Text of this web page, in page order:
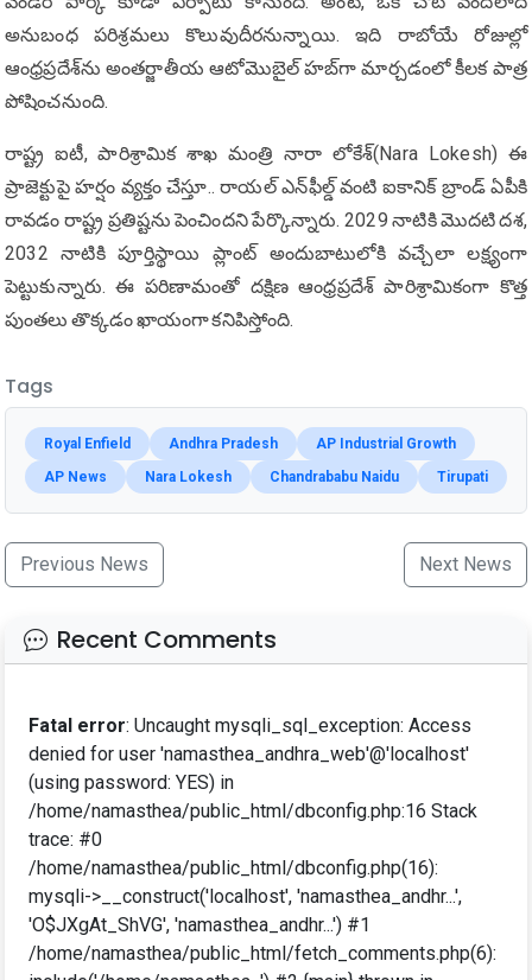
అనుబంధ పరిశ్రమలు కొలువుదీరనున్నాయి. ఇది రాబోయే రోజుల్లో
ఆంధ్రప్రదేశ్‌ను అంతర్జాతీయ ఆటోమొబైల్ హబ్‌గా మార్చడంలో కీలక పాత్ర
పోషించనుంది.
రాష్ట్ర ఐటీ, పారిశ్రామిక శాఖ మంత్రి నారా లోకేశ్(Nara Lokesh) ఈ
ప్రాజెక్టుపై హర్షం వ్యక్తం చేస్తూ.. రాయల్ ఎన్‌ఫీల్డ్ వంటి ఐకానిక్ బ్రాండ్ ఏపీకి
రావడం రాష్ట్ర ప్రతిష్టను పెంచిందని పేర్కొన్నారు. 2029 నాటికి మొదటి దశ,
2032 నాటికి పూర్తిస్థాయి ప్లాంట్ అందుబాటులోకి వచ్చేలా లక్ష్యంగా
పెట్టుకున్నారు. ఈ పరిణామంతో దక్షిణ ఆంధ్రప్రదేశ్ పారిశ్రామికంగా కొత్త
పుంతలు తొక్కడం ఖాయంగా కనిపిస్తోంది.
Tags
Royal Enfield Andhra Pradesh
AP Industrial Growth
AP News
Nara Lokesh Chandrababu Naidu Tirupati
Previous News Next News
Recent Comments
Fatal error: Uncaught mysqli_sql_exception: Access
denied for user 'namasthea_andhra_web'@'localhost'
(using password: YES) in
/home/namasthea/public_html/dbconfig.php:16 Stack
trace: #0
/home/namasthea/public_html/dbconfig.php(16):
mysqli->__construct('localhost', 'namasthea_andhr...',
'O$JXgAt_ShVG', 'namasthea_andhr...') #1
/home/namasthea/public_html/fetch_comments.php(6):